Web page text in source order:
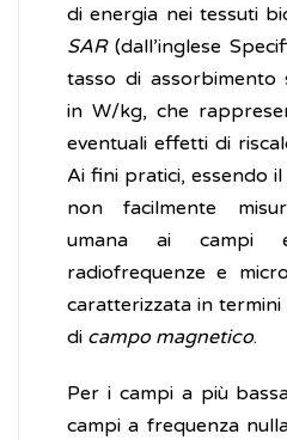
di energia nei tessuti
SAR(dall’inglese
tasso di assorbimento
in W/kg, che
eventuali effetti di
Ai fini pratici, essendo
non facilmente
umana ai campi
radiofrequenze e
caratterizzata in termini
di campo magnetico.
Per i campi a più
campi a frequenza